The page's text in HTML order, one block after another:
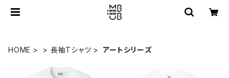
HOME > 長袖Tシャツ アートシリーズ